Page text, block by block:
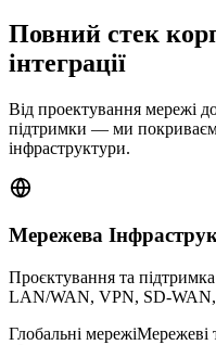
Повний стек
інтеграції
Від проектування мережі
підтримки — ми
інфраструктури.
Мережева
Проєктування та
LAN/WAN, VPN, SD-WAN,
Глобальні мережіМережеві